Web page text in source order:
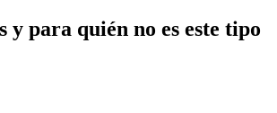
y para quién no es este tipo